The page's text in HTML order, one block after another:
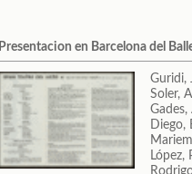
Presentacion en Barcelona del
Guridi,
Soler,
Diego,
López,